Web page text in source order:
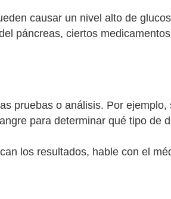
causar un nivel alto de
páncreas, ciertos
pruebas o análisis. Por ejemplo,
para determinar qué tipo de
los resultados, hable con el